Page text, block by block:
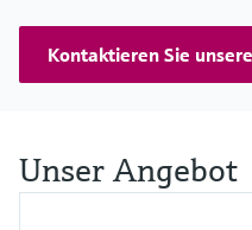
Kontaktieren Sie
Unser Angebot